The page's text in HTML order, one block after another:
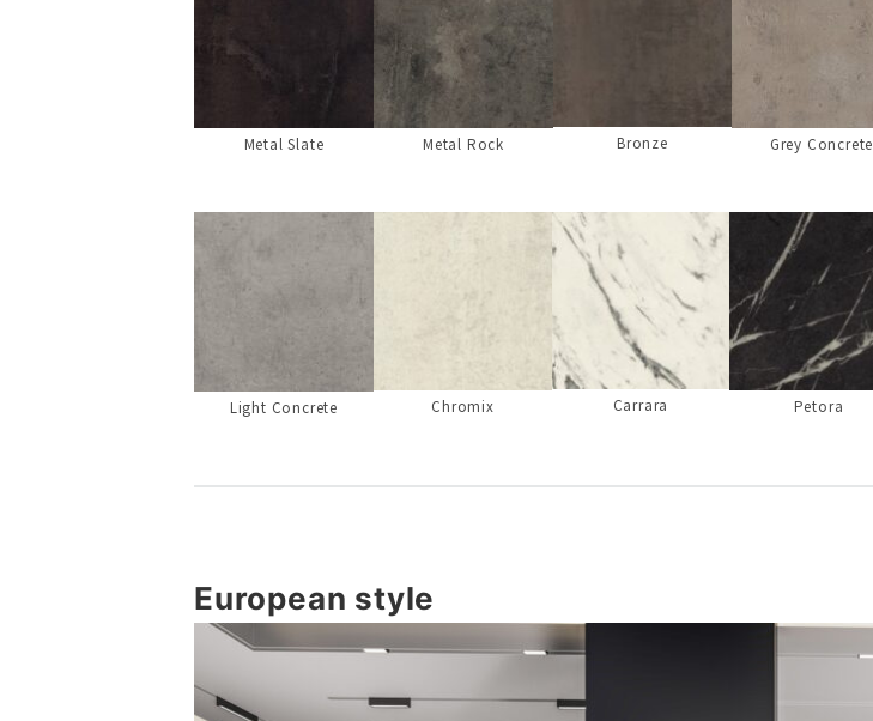
Metal Slate Metal Rock Bronze Grey Concrete
Light Concrete Chromix Carrara Petora
European style